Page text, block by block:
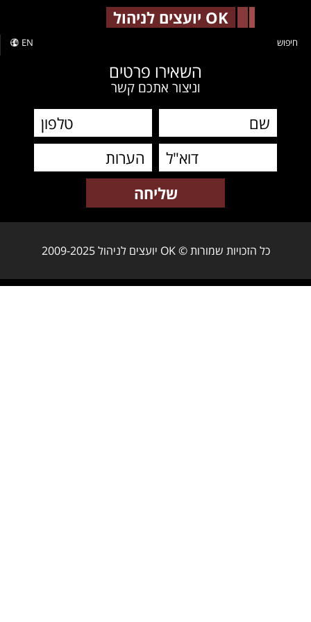
OK יועצים לניהול
EN חיפוש
השאירו פרטים
וניצור אתכם קשר
כל הזכויות שמורות © OK יועצים לניהול 2009-2025